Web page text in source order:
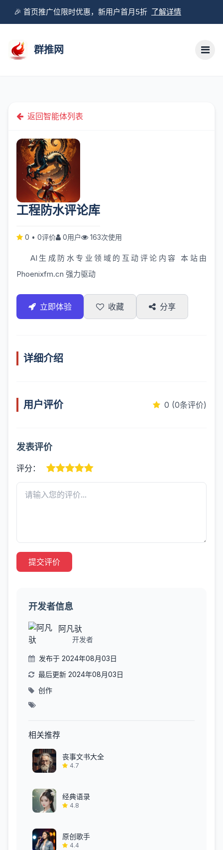
🎉 首页推广位限时优惠，新用户首月5折 了解详情
群推网
返回智能体列表
工程防水评论库
0 • 0评价 0用户 163次使用
AI生成防水专业领域的互动评论内容 本站由
Phoenixfm.cn 强力驱动
立即体验 收藏 分享
详细介绍
用户评价 0 (0条评价)
发表评价
评分：
提交评价
开发者信息
阿凡驮
开发者
发布于 2024年08月03日
最后更新 2024年08月03日
创作
相关推荐
丧事文书大全
4.7
经典语录
4.8
原创歌手
4.4